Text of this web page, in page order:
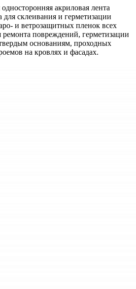
акриловая лента
склеивания и герметизации
и ветрозащитных пленок всех
повреждений, герметизации
основаниям, проходных
на кровлях и фасадах.